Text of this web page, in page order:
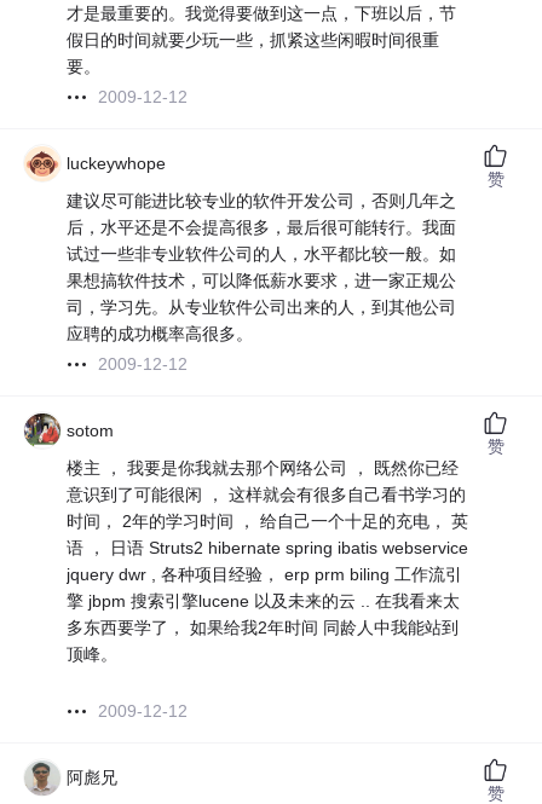
才是最重要的。我觉得要做到这一点，下班以后，节
假日的时间就要少玩一些，抓紧这些闲暇时间很重
要。
2009-12-12
luckeywhope
建议尽可能进比较专业的软件开发公司，否则几年之
后，水平还是不会提高很多，最后很可能转行。我面
试过一些非专业软件公司的人，水平都比较一般。如
果想搞软件技术，可以降低薪水要求，进一家正规公
司，学习先。从专业软件公司出来的人，到其他公司
应聘的成功概率高很多。
2009-12-12
赞
sotom
楼主 ， 我要是你我就去那个网络公司 ， 既然你已经
意识到了可能很闲 ， 这样就会有很多自己看书学习的
时间， 2年的学习时间 ， 给自己一个十足的充电， 英
语 ， 日语 Struts2 hibernate spring ibatis webservice
jquery dwr , 各种项目经验， erp prm biling 工作流引
擎 jbpm 搜索引擎lucene 以及未来的云 .. 在我看来太
多东西要学了， 如果给我2年时间 同龄人中我能站到
顶峰。
2009-12-12
赞
阿彪兄
赞